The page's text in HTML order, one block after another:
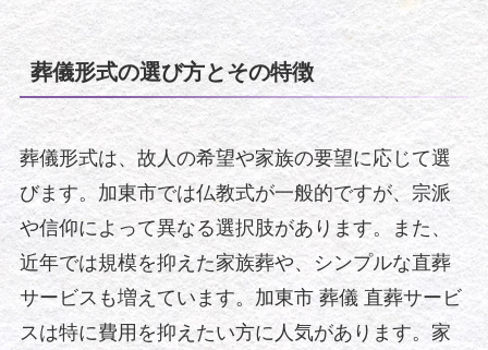
葬儀形式の選び方とその特徴
葬儀形式は、故人の希望や家族の要望に応じて選
びます。加東市では仏教式が一般的ですが、宗派
や信仰によって異なる選択肢があります。また、
近年では規模を抑えた家族葬や、シンプルな直葬
サービスも増えています。加東市 葬儀 直葬サービ
スは特に費用を抑えたい方に人気があります。家